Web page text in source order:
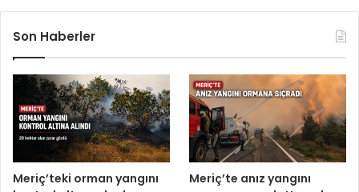
Son Haberler
Meriç’teki orman yangını
Meriç’te anız yangını